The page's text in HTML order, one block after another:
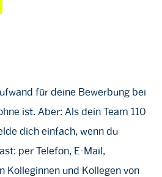
für deine Bewerbung bei
ist. Aber: Als dein Team 110
dich einfach, wenn du
per Telefon, E-Mail,
Kolleginnen und Kollegen von